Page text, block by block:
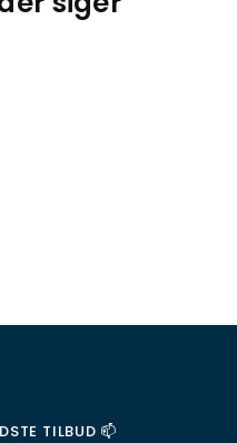
TILBUD 📫